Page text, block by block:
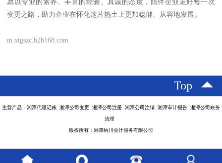
变更之路，助力企业在怀化这片热土上更加稳健、从容地发展。
m.xtgszc.b2b168.com
Top
主营产品：湘潭代理记账 湘潭公司变更 湘潭公司注册 湘潭公司注销 湘潭审计报告 湘潭公司账务
清理
版权所有：湘潭纳川会计服务有限公司